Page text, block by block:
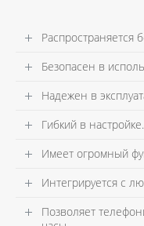
Распространяется
Безопасен в
Надежен в
Гибкий в настройке.
Имеет огромный
Интегрируется с
Позволяет